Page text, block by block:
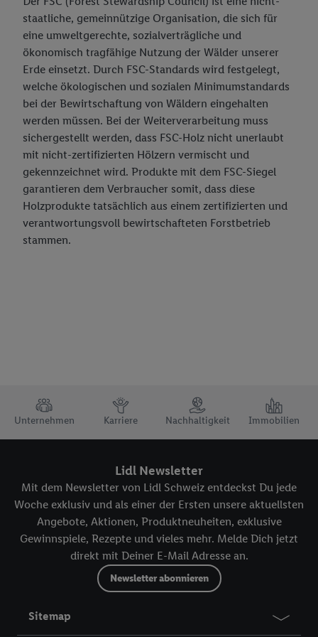
staatliche, gemeinnützige Organisation, die sich für
eine umweltgerechte, sozialverträgliche und
ökonomisch tragfähige Nutzung der Wälder unserer
Erde einsetzt. Durch FSC-Standards wird festgelegt,
welche ökologischen und sozialen Minimumstandards
bei der Bewirtschaftung von Wäldern eingehalten
werden müssen. Bei der Weiterverarbeitung muss
sichergestellt werden, dass FSC-Holz nicht unerlaubt
mit nicht-zertifizierten Hölzern vermischt und
gekennzeichnet wird. Produkte mit dem FSC-Siegel
garantieren dem Verbraucher somit, dass diese
Holzprodukte tatsächlich aus einem zertifizierten und
verantwortungsvoll bewirtschafteten Forstbetrieb
stammen.
TRUSTBAR
Unternehmen Karriere Nachhaltigkeit Immobilien
Lidl Newsletter
Mit dem Newsletter von Lidl Schweiz entdeckst Du jede
Woche exklusiv und als einer der Ersten unsere aktuellsten
Angebote, Aktionen, Produktneuheiten, exklusive
Gewinnspiele, Rezepte und vieles mehr. Melde Dich jetzt
direkt mit Deiner E-Mail Adresse an.
Newsletter abonnieren
Sitemap